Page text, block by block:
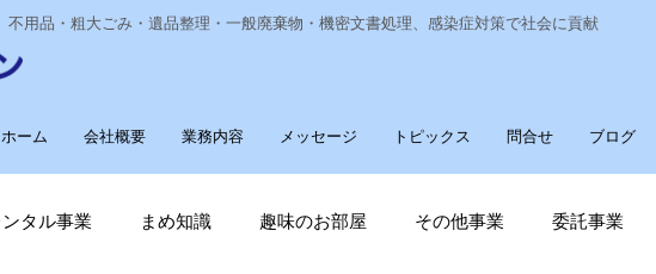
用品・粗大ごみ・遺品整理・一般廃棄物・機密文書処理、感染症対策で社会に貢献
ホーム 会社概要 業務内容 メッセージ トピックス 問合せ ブログ
ンタル事業 まめ知識 趣味のお部屋 その他事業 委託事業